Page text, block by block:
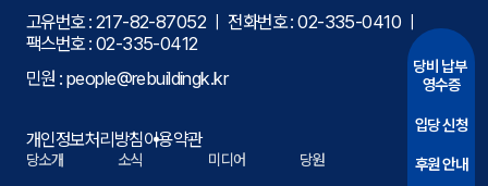
고유번호 : 217-82-87052 ㅣ 전화번호 : 02-335-0410ㅣ
팩스번호 : 02-335-0412
민원 : people@rebuildingk.kr
개인정보처리방침이용약관
당소개 소식 미디어 당원
당비 납부
영수증
입당 신청
후원 안내